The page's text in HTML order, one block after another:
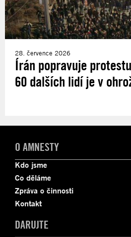
28. července 2026
Írán popravuje
60 dalších lidí je v
O AMNESTY
Kdo jsme
Co děláme
Zpráva o činnosti
Kontakt
DARUJTE